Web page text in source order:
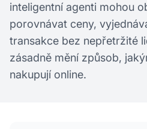
inteligentní agenti mohou
porovnávat ceny,
transakce bez nepřetržité
zásadně mění způsob,
nakupují online.